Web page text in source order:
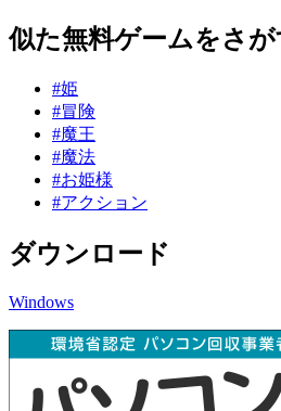
似た無料ゲームをさが
#姫
#冒険
#魔王
#魔法
#お姫様
#アクション
ダウンロード
Windows